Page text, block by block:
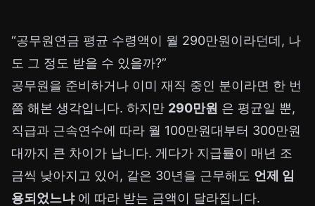
“공무원연금 평균 수령액이 월 290만원이라던데, 나
도 그 정도 받을 수 있을까?”
공무원을 준비하거나 이미 재직 중인 분이라면 한 번
쯤 해본 생각입니다. 하지만 290만원 은 평균일 뿐,
직급과 근속연수에 따라 월 100만원대부터 300만원
대까지 큰 차이가 납니다. 게다가 지급률이 매년 조
금씩 낮아지고 있어, 같은 30년을 근무해도 언제 임
용되었느냐에 따라 받는 금액이 달라집니다.